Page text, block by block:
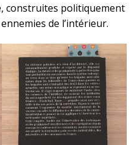
construites politiquement
de l’intérieur.